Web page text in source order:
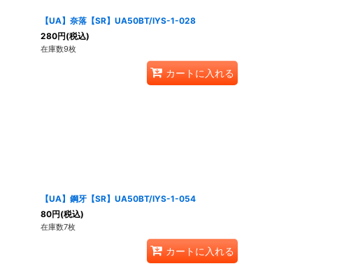
【UA】奈落【SR】UA50BT/IYS-1-028
280円(税込)
在庫数9枚
カートに入れる
【UA】鋼牙【SR】UA50BT/IYS-1-054
80円(税込)
在庫数7枚
カートに入れる